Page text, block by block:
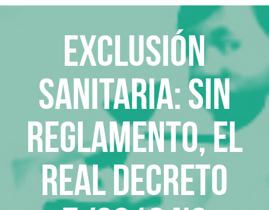
Exclusión
sanitaria: Sin
reglamento, el
Real Decreto